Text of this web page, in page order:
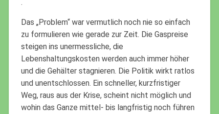
.
Das „Problem“ war vermutlich noch nie so einfach
zu formulieren wie gerade zur Zeit. Die Gaspreise
steigen ins unermessliche, die
Lebenshaltungskosten werden auch immer höher
und die Gehälter stagnieren. Die Politik wirkt ratlos
und unentschlossen. Ein schneller, kurzfristiger
Weg, raus aus der Krise, scheint nicht möglich und
wohin das Ganze mittel- bis langfristig noch führen